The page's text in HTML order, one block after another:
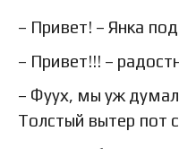
– Привет! – Янка
– Привет!!! –
– Фуух, мы уж
Толстый вытер пот